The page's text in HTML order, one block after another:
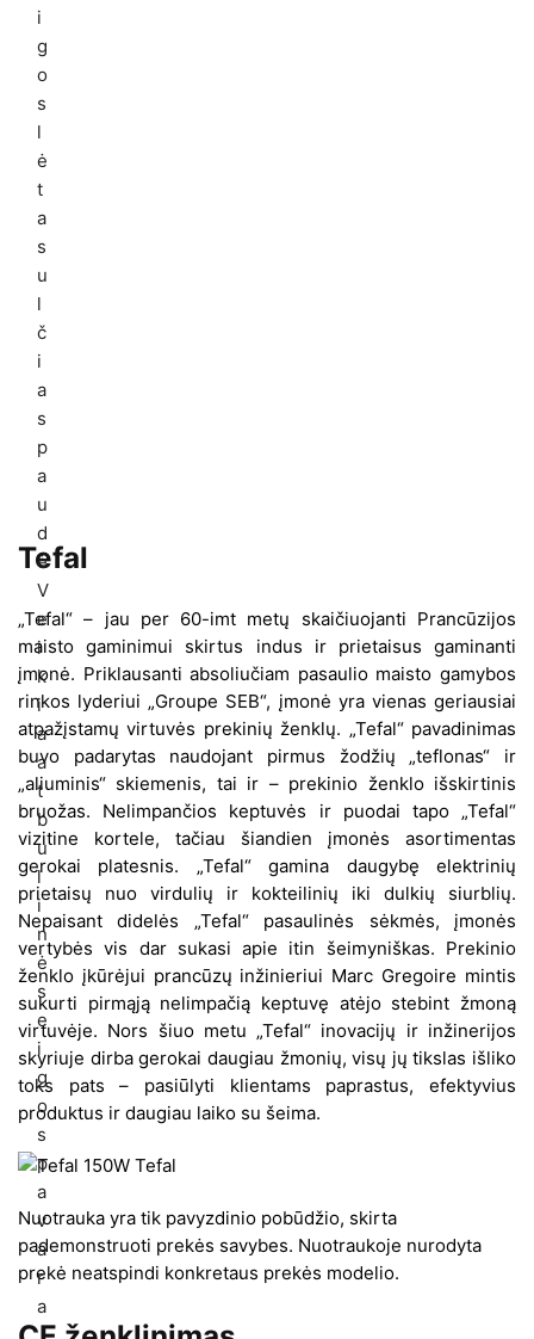
Tefal
„Tefal“ – jau per 60-imt metų skaičiuojanti Prancūzijos
maisto gaminimui skirtus indus ir prietaisus gaminanti
įmonė. Priklausanti absoliučiam pasaulio maisto gamybos
rinkos lyderiui „Groupe SEB“, įmonė yra vienas geriausiai
atpažįstamų virtuvės prekinių ženklų. „Tefal“ pavadinimas
buvo padarytas naudojant pirmus žodžių „teflonas“ ir
„aliuminis“ skiemenis, tai ir – prekinio ženklo išskirtinis
bruožas. Nelimpančios keptuvės ir puodai tapo „Tefal“
vizitine kortele, tačiau šiandien įmonės asortimentas
gerokai platesnis. „Tefal“ gamina daugybę elektrinių
prietaisų nuo virdulių ir kokteilinių iki dulkių siurblių.
Nepaisant didelės „Tefal“ pasaulinės sėkmės, įmonės
vertybės vis dar sukasi apie itin šeimyniškas. Prekinio
ženklo įkūrėjui prancūzų inžinieriui Marc Gregoire mintis
sukurti pirmąją nelimpačią keptuvę atėjo stebint žmoną
virtuvėje. Nors šiuo metu „Tefal“ inovacijų ir inžinerijos
skyriuje dirba gerokai daugiau žmonių, visų jų tikslas išliko
toks pats – pasiūlyti klientams paprastus, efektyvius
produktus ir daugiau laiko su šeima.
Nuotrauka yra tik pavyzdinio pobūdžio, skirta
pademonstruoti prekės savybes. Nuotraukoje nurodyta
prekė neatspindi konkretaus prekės modelio.